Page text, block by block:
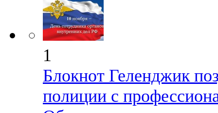
1
Блокнот Геленджик
полиции с